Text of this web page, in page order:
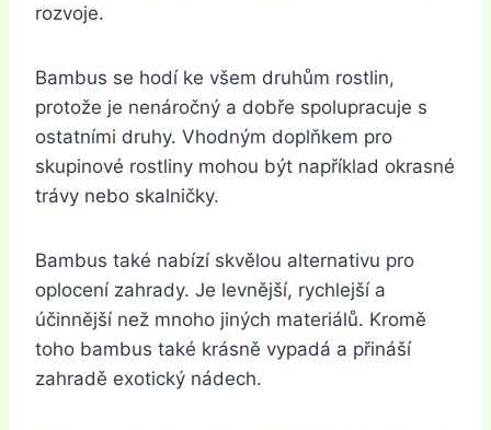
rozvoje.
Bambus se hodí ke všem druhům rostlin,
protože je nenáročný a dobře spolupracuje s
ostatními druhy. Vhodným doplňkem pro
skupinové rostliny mohou být například okrasné
trávy nebo skalničky.
Bambus také nabízí skvělou alternativu pro
oplocení zahrady. Je levnější, rychlejší a
účinnější než mnoho jiných materiálů. Kromě
toho bambus také krásně vypadá a přináší
zahradě exotický nádech.